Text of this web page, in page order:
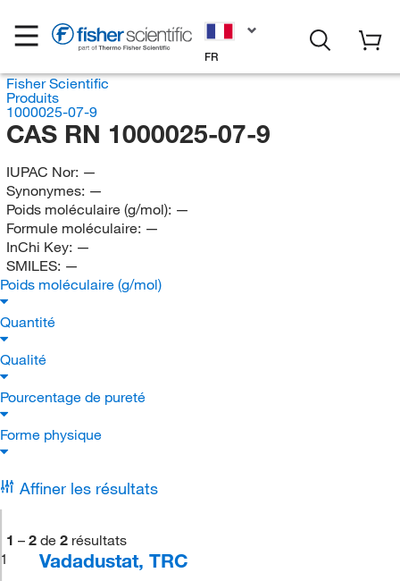
FR
Fisher Scientific
Produits
1000025-07-9
CAS RN 1000025-07-9
IUPAC Nor: —
Synonymes: —
Poids moléculaire (g/mol): —
Formule moléculaire: —
InChi Key: —
SMILES: —
Poids moléculaire (g/mol)
Quantité
Qualité
Pourcentage de pureté
Forme physique
Affiner les résultats
1 – 2 de 2 résultats
1
Vadadustat, TRC